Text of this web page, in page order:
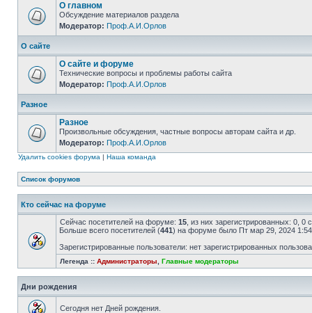
О главном
Обсуждение материалов раздела
Модератор: Проф.А.И.Орлов
О сайте
О сайте и форуме
Технические вопросы и проблемы работы сайта
Модератор: Проф.А.И.Орлов
Разное
Разное
Произвольные обсуждения, частные вопросы авторам сайта и др.
Модератор: Проф.А.И.Орлов
Удалить cookies форума | Наша команда
Список форумов
Кто сейчас на форуме
Сейчас посетителей на форуме: 15 , из них зарегистрированных: 0,
Больше всего посетителей (441) на форуме было Пт мар 29, 2024
Зарегистрированные пользователи: нет зарегистрированных
Легенда :: Администраторы Главные модераторы
Дни рождения
Сегодня нет Дней рождения.